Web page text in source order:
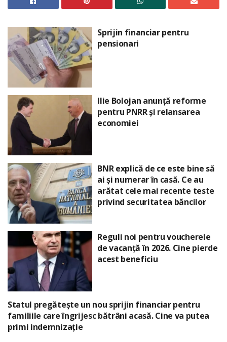
Sprijin financiar pentru
pensionari
Ilie Bolojan anunță reforme
pentru PNRR și relansarea
economiei
BNR explică de ce este bine să
ai și numerar în casă. Ce au
arătat cele mai recente teste
privind securitatea băncilor
Reguli noi pentru voucherele
de vacanță în 2026. Cine pierde
acest beneficiu
Statul pregătește un nou sprijin financiar pentru
familiile care îngrijesc bătrâni acasă. Cine va putea
primi indemnizație